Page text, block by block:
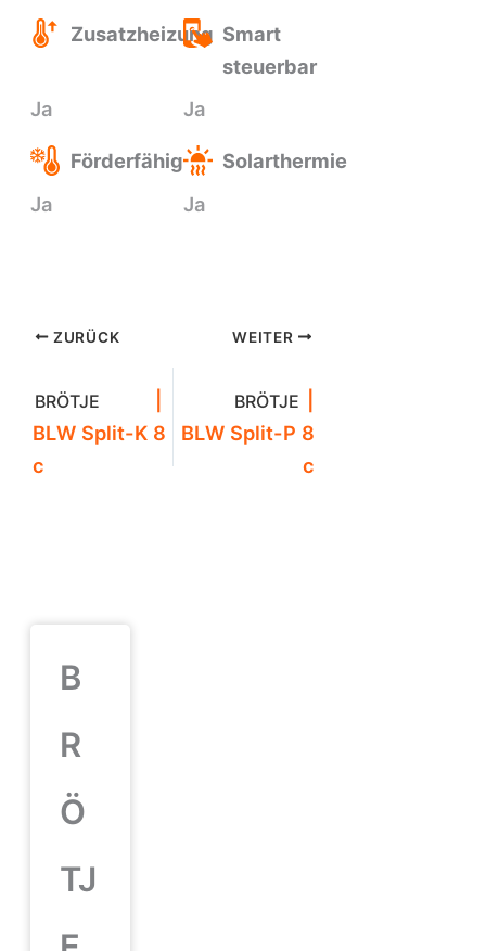
Zusatzheizung
Ja
Smart
steuerbar
Ja
Förderfähig
Ja
Solarthermie
Ja
ZURÜCK
BRÖTJE
BLW Split-K 8
c
WEITER
BRÖTJE
BLW Split-P 8
c
B
R
Ö
TJ